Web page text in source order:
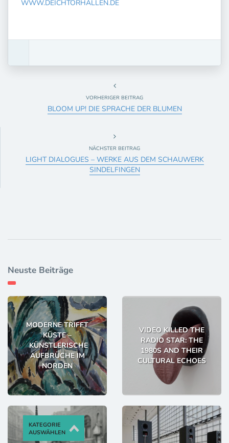
WWW.DEICHTORHALLEN.DE
VORHERIGER BEITRAG
BLOOM UP! DIE SPRACHE DER BLUMEN
NÄCHSTER BEITRAG
LIGHT DIALOGUES – WERKE AUS DEM SCHAUWERK
SINDELFINGEN
Neuste Beiträge
MODERNE TRIFFT
KÜSTE –
KÜNSTLERISCHE
AUFBRÜCHE IM
NORDEN
VIDEO KILLED THE
RADIO STAR: THE
1980S AND THEIR
CULTURAL ECHOES
KATEGORIE
AUSWÄHLEN